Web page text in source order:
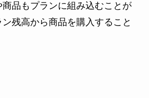
品もプランに組み込むことが
残高から商品を購入すること